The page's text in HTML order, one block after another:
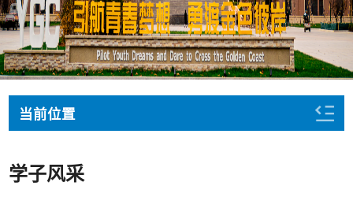
当前位置
学子风采